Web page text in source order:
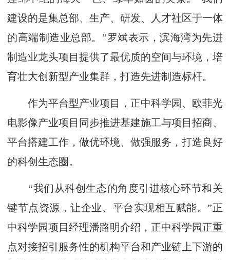
建设的是集总部、生产、研发、人才社区于一体
的高端制造业总部。”罗斌表示，滨海湾为先进
制造业龙头项目提供了最优质的空间与环境，培
育壮大创新型产业集群，打造先进制造标杆。
作为平台型产业项目，正中科学园、欧菲光
电影像产业项目同步推进基建施工与项目招商、
平台搭建工作，做优环境、做强服务，打造良好
的科创生态圈。
“我们从科创生态的角度引进核心环节和关
键节点资源，让企业、平台实现相互赋能。”正
中科学园项目经理潘路明介绍，正中科学园正重
点对接招引服务性的机构平台和产业链上下游的